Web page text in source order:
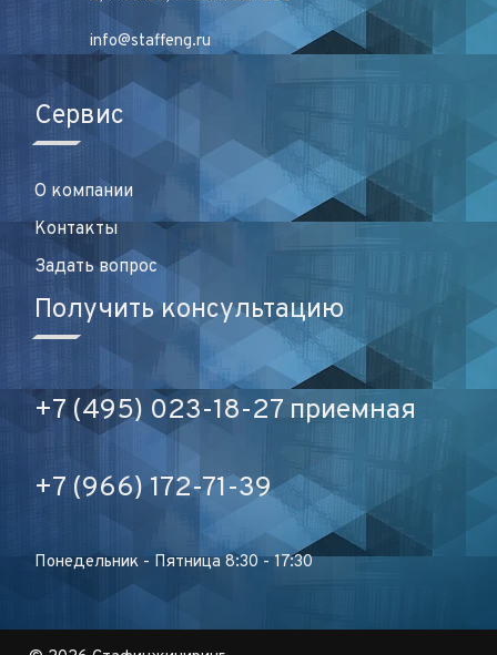
info@staffeng.ru
Сервис
О компании
Контакты
Задать вопрос
Получить консультацию
+7 (495) 023-18-27 приемная
+7 (966) 172-71-39
Понедельник - Пятница 8:30 - 17:30